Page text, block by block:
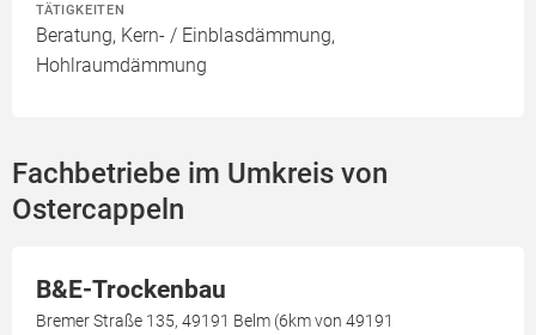
TÄTIGKEITEN
Beratung, Kern- / Einblasdämmung,
Hohlraumdämmung
Fachbetriebe im Umkreis von
Ostercappeln
B&E-Trockenbau
Bremer Straße 135, 49191 Belm (6km von 49191